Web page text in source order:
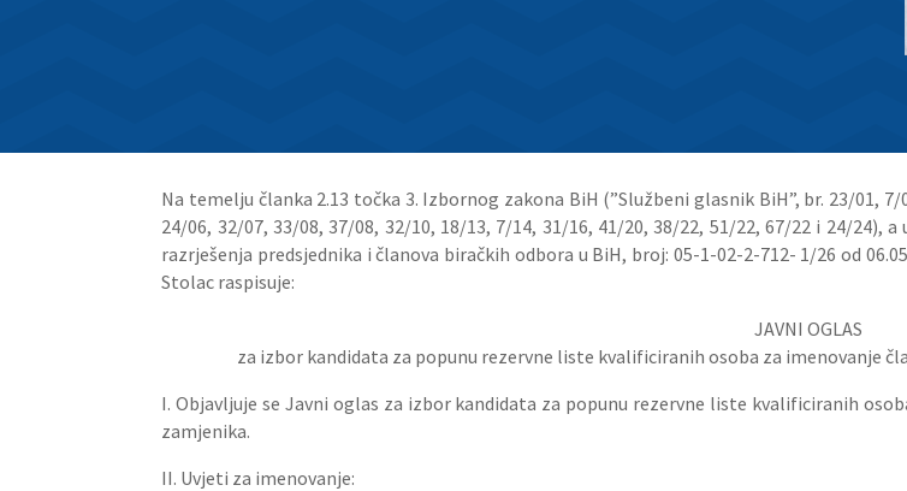
Na temelju članka 2.13 točka 3. Izbornog zakona BiH (”Službeni glasnik BiH”, br. 23/01,
24/06, 32/07, 33/08, 37/08, 32/10, 18/13, 7/14, 31/16, 41/20, 38/22, 51/22, 67/22 i 24/
razrješenja predsjednika i članova biračkih odbora u BiH, broj: 05-1-02-2-712- 1/26 od
Stolac raspisuje:
JAVNI OGLAS
za izbor kandidata za popunu rezervne liste kvalificiranih osoba za imenovanje
I. Objavljuje se Javni oglas za izbor kandidata za popunu rezervne liste kvalificiranih
zamjenika.
II. Uvjeti za imenovanje: